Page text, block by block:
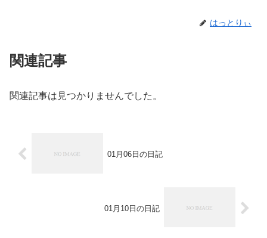
はっとりぃ
関連記事
関連記事は見つかりませんでした。
01月06日の日記
01月10日の日記